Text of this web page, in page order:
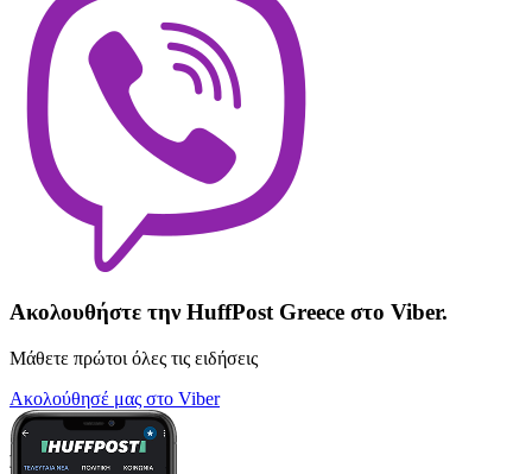
Ακολουθήστε την HuffPost Greece στο Viber.
Μάθετε πρώτοι όλες τις ειδήσεις
Ακολούθησέ μας στο Viber